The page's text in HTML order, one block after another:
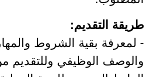
طريقة التقديم:
- لمعرفة بقية الشروط
والوصف الوظيفي وللتقديم